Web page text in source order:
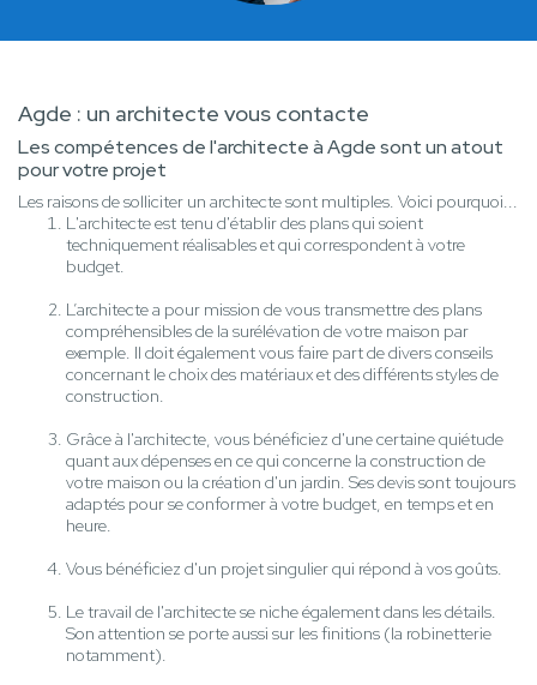
Agde : un architecte vous contacte
Les compétences de l'architecte à Agde sont un atout
pour votre projet
Les raisons de solliciter un architecte sont multiples. Voici pourquoi...
L'architecte est tenu d'établir des plans qui soient
techniquement réalisables et qui correspondent à votre
budget.
L’architecte a pour mission de vous transmettre des plans
compréhensibles de la surélévation de votre maison par
exemple. Il doit également vous faire part de divers conseils
concernant le choix des matériaux et des différents styles de
construction.
Grâce à l'architecte, vous bénéficiez d'une certaine quiétude
quant aux dépenses en ce qui concerne la construction de
votre maison ou la création d'un jardin. Ses devis sont toujours
adaptés pour se conformer à votre budget, en temps et en
heure.
Vous bénéficiez d'un projet singulier qui répond à vos goûts.
Le travail de l'architecte se niche également dans les détails.
Son attention se porte aussi sur les finitions (la robinetterie
notamment).